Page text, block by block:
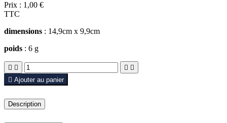
Prix : 1,00 €
TTC
dimensions : 14,9cm x 9,9cm
poids : 6 g
   
 Ajouter au panier
Description